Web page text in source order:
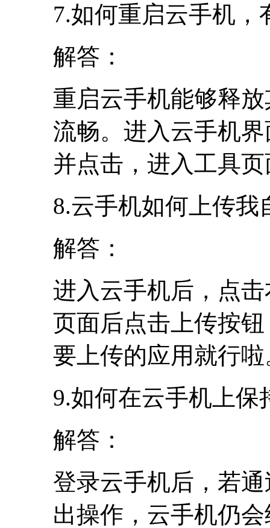
7.如何重启云手机，
解答：
重启云手机能够释
流畅。进入云手机
并点击，进入工具
8.云手机如何上传我
解答：
进入云手机后，点
页面后点击上传按
要上传的应用就行啦
9.如何在云手机上保
解答：
登录云手机后，若
出操作，云手机仍